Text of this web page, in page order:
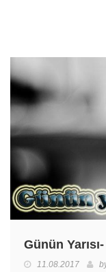
Günün
11.08.2017